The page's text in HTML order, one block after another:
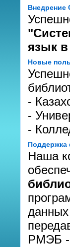
Внедрение
язык
Новые
-
-
-
Наша
РМЭБ -